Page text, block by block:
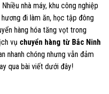
nhà máy, khu công nghiệp
đi làm ăn, học tập đông
hàng hóa tăng vọt trong
vụ chuyển hàng từ Bắc Ninh
nhanh chóng nhưng vẫn đảm
qua bài viết dưới đây!